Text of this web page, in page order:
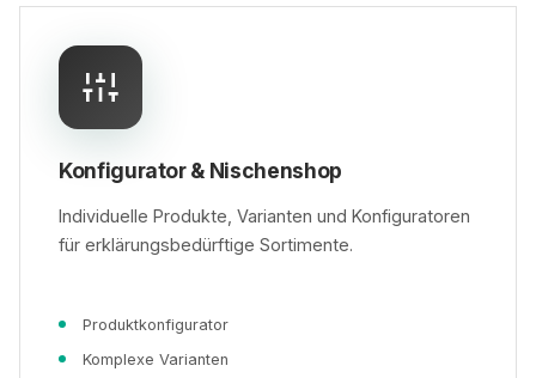
Konfigurator & Nischenshop
Individuelle Produkte, Varianten und Konfiguratoren
für erklärungsbedürftige Sortimente.
Produktkonfigurator
Komplexe Varianten